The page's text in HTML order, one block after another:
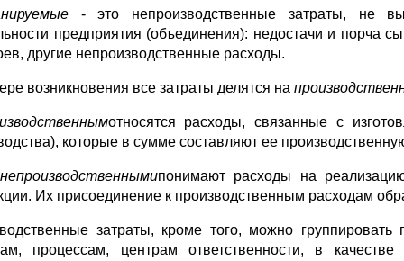
- это непроизводственные затраты, не
предприятия (объединения): недостачи и порча
другие непроизводственные расходы.
возникновения все затраты делятся на
относятся расходы, связанные с
которые в сумме составляют ее
понимают расходы на
Их присоединение к производственным расходам
затраты, кроме того, можно группировать
процессам, центрам ответственности, в